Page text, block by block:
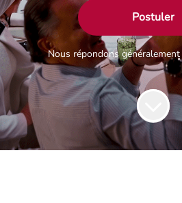
Postuler
Nous répondons